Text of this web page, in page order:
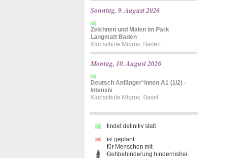
Sonntag, 9. August 2026
Zeichnen und Malen im Park
Langmatt Baden
Klubschule Migros, Baden
Montag, 10. August 2026
Deutsch Anfänger*innen A1 (1/2) -
Intensiv
Klubschule Migros, Basel
findet definitiv statt
ist geplant
für Menschen mit
Gehbehinderung hindernisfrei